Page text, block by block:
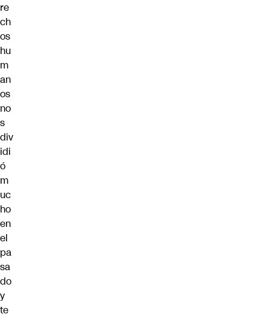
re
ch
os
hu
m
an
os
no
s
div
idi
ó
m
uc
ho
en
el
pa
sa
do
y
te